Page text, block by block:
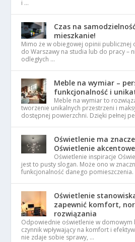
i …
Czas na
mieszkanie!
Mimo że w obiegowej opinii publicznej
do Warszawy na studia lub do pracy –
odległych …
Meble na wymiar –
funkcjonalność i
Meble na wymiar to
tworzenie unikalnych przestrzeni i
dostępnej powierzchni. Dzięki pełnej
Oświetlenie ma
Oświetlenie
Oświetlenie inspiracje
jest to pusty slogan. Może ono w
funkcjonalność danego pomieszczenia.
Oświetlenie
zapewnić komfort,
rozwiązania
Odpowiednie oświetlenie w domowym
czynnik wpływający na komfort i
nie zdaje sobie sprawy, …